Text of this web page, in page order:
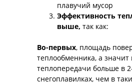
плавучий мусор
Эффективность
выше, так как:
Во-первых, площадь
теплообменника, а
теплопередачи больше в
снегоплавилках, чем в